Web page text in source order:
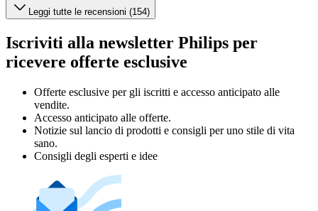
Leggi tutte le recensioni (154)
Iscriviti alla newsletter Philips per
ricevere offerte esclusive
Offerte esclusive per gli iscritti e accesso anticipato alle
vendite.
Accesso anticipato alle offerte.
Notizie sul lancio di prodotti e consigli per uno stile di vita
sano.
Consigli degli esperti e idee